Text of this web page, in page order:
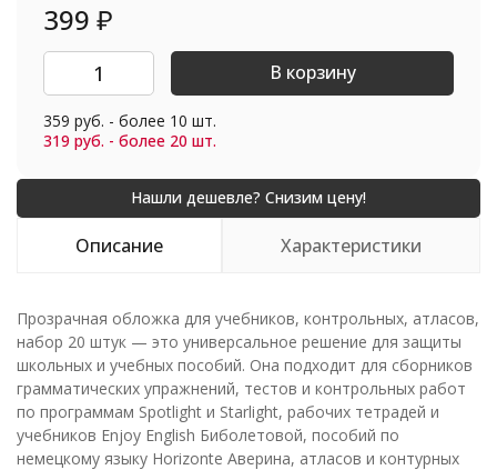
399 ₽
В корзину
359 руб. - более 10 шт.
319 руб. - более 20 шт.
Описание Характеристики
Прозрачная обложка для учебников, контрольных, атласов,
набор 20 штук — это универсальное решение для защиты
школьных и учебных пособий. Она подходит для сборников
грамматических упражнений, тестов и контрольных работ
по программам Spotlight и Starlight, рабочих тетрадей и
учебников Enjoy English Биболетовой, пособий по
немецкому языку Horizonte Аверина, атласов и контурных